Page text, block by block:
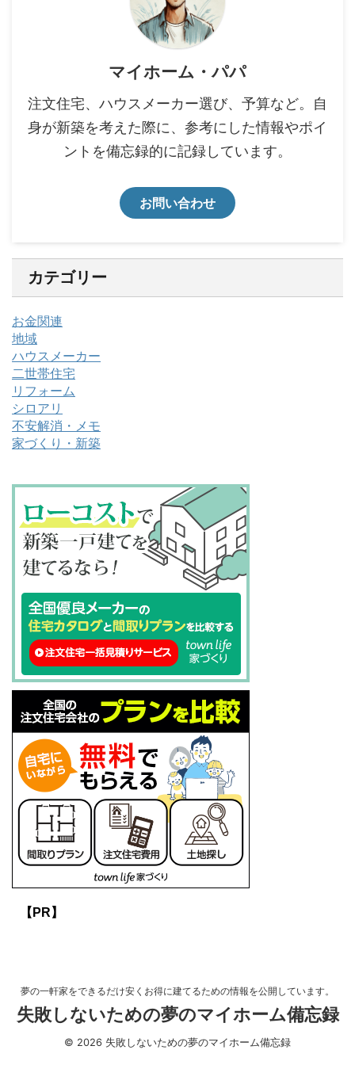
マイホーム・パパ
注文住宅、ハウスメーカー選び、予算など。自
身が新築を考えた際に、参考にした情報やポイ
ントを備忘録的に記録しています。
お問い合わせ
カテゴリー
お金関連
地域
ハウスメーカー
二世帯住宅
リフォーム
シロアリ
不安解消・メモ
家づくり・新築
【PR】
夢の一軒家をできるだけ安くお得に建てるための情報を公開しています。
失敗しないための夢のマイホーム備忘録
© 2026 失敗しないための夢のマイホーム備忘録